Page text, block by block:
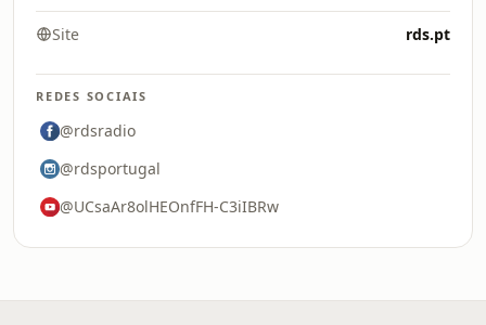
Site rds.pt
REDES SOCIAIS
@rdsradio
@rdsportugal
@UCsaAr8olHEOnfFH-C3iIBRw